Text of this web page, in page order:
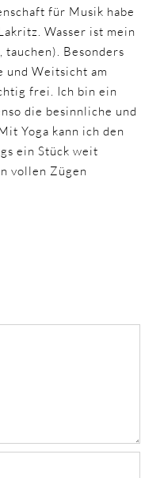
für Musik habe
Wasser ist mein
tauchen). Besonders
und Weitsicht am
frei. Ich bin ein
die besinnliche und
Yoga kann ich den
ein Stück weit
vollen Zügen